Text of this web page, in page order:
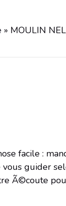
» MOULIN
facile :
guider
Ã©coute